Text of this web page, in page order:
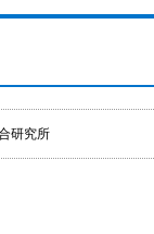
研究所